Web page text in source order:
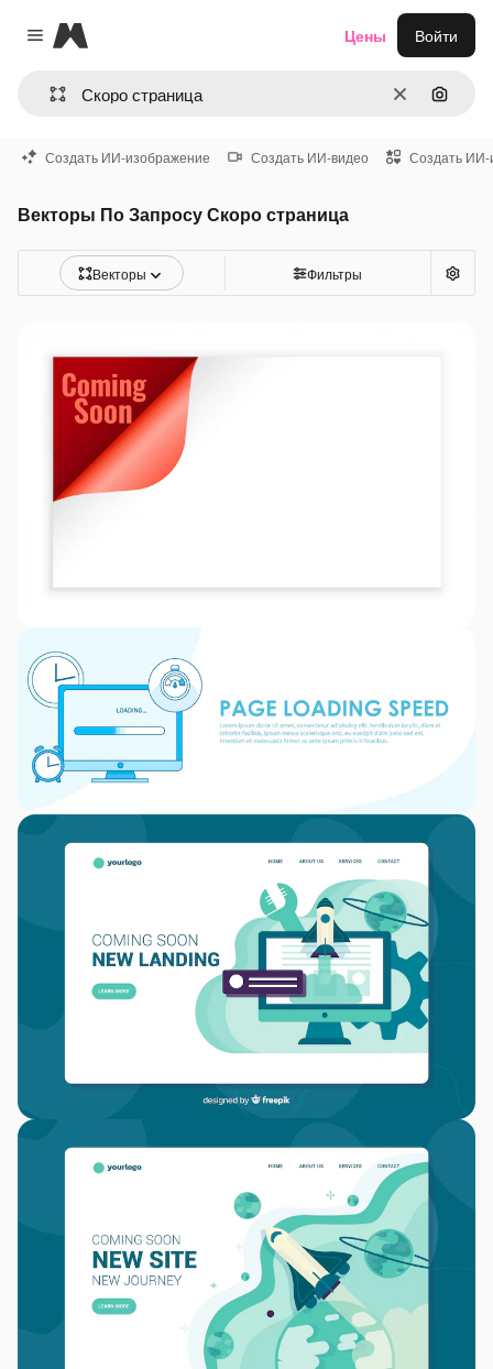
Close menu
Magnific
ОчиститьПоиск
Цены Войти
Создать ИИ-изображение Создать ИИ-видео Создать ИИ-
Векторы По Запросу Скоро страница
Векторы Фильтры